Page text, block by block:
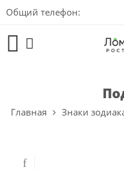
Общий телефон:
Главная Знаки